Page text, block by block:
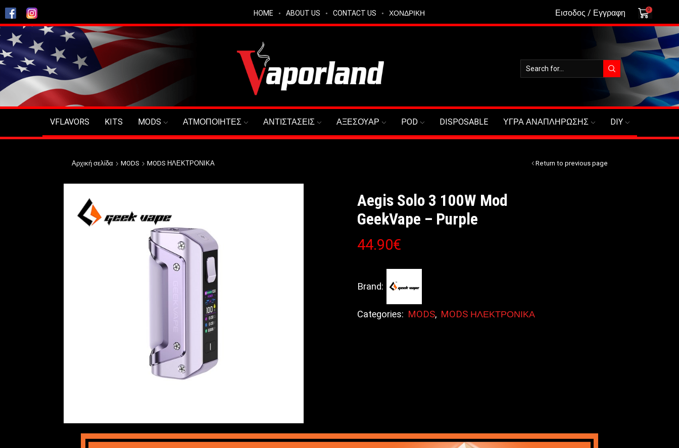
HOME ABOUT US CONTACT US ΧΟΝΔΡΙΚΗ Εισοδος / Εγγραφη 0
VFLAVORS KITS MODS ΑΤΜΟΠΟΙΗΤΕΣ ΑΝΤΙΣΤΑΣΕΙΣ ΑΞΕΣΟΥΑΡ POD DISPOSABLE ΥΓΡΑ ΑΝΑΠΛΗΡΩΣΗΣ DIY
Αρχική σελίδα MODS MODS ΗΛΕΚΤΡΟΝΙΚΑ Return to previous page
Aegis Solo 3 100W Mod
GeekVape – Purple
44.90€
Brand:
Categories: MODS, MODS ΗΛΕΚΤΡΟΝΙΚΑ